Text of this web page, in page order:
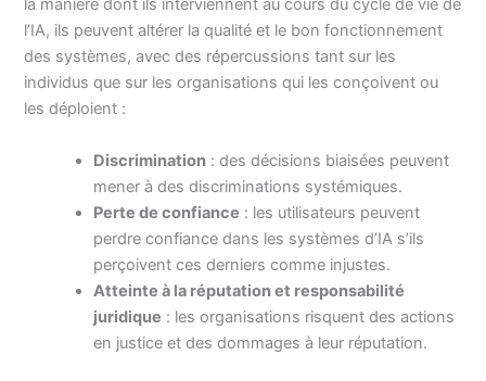
la manière dont ils interviennent au cours du cycle de vie de
l’IA, ils peuvent altérer la qualité et le bon fonctionnement
des systèmes, avec des répercussions tant sur les
individus que sur les organisations qui les conçoivent ou
les déploient :
Discrimination : des décisions biaisées peuvent
mener à des discriminations systémiques.
Perte de confiance : les utilisateurs peuvent
perdre confiance dans les systèmes d’IA s’ils
perçoivent ces derniers comme injustes.
Atteinte à la réputation et responsabilité
juridique : les organisations risquent des actions
en justice et des dommages à leur réputation.